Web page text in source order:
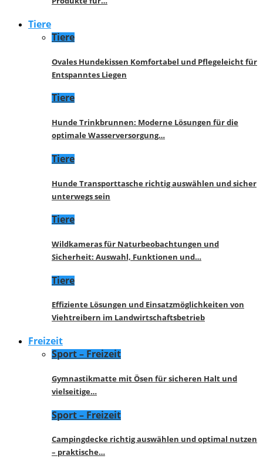
Tiere
Tiere
Ovales Hundekissen Komfortabel und Pflegeleicht für
Entspanntes Liegen
Tiere
Hunde Trinkbrunnen: Moderne Lösungen für die
optimale Wasserversorgung…
Tiere
Hunde Transporttasche richtig auswählen und sicher
unterwegs sein
Tiere
Wildkameras für Naturbeobachtungen und
Sicherheit: Auswahl, Funktionen und…
Tiere
Effiziente Lösungen und Einsatzmöglichkeiten von
Viehtreibern im Landwirtschaftsbetrieb
Freizeit
Sport – Freizeit
Gymnastikmatte mit Ösen für sicheren Halt und
vielseitige…
Sport – Freizeit
Campingdecke richtig auswählen und optimal nutzen
– praktische…